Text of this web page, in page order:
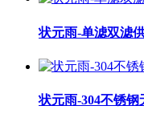
状元雨-单滤双滤
状元雨-304不锈